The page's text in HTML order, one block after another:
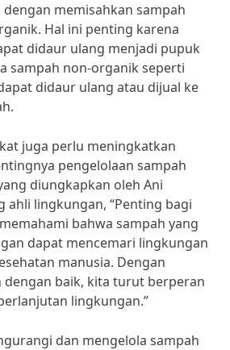
memisahkan sampah
Hal ini penting karena
didaur ulang menjadi pupuk
sampah non-organik seperti
didaur ulang atau dijual ke
juga perlu meningkatkan
pengelolaan sampah
diungkapkan oleh Ani
ahli lingkungan, “Penting bagi
bahwa sampah yang
dapat mencemari lingkungan
manusia. Dengan
dengan baik, kita turut berperan
lingkungan.”
dan mengelola sampah